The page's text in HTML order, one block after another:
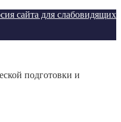
сайта для слабовидящих
подготовки и